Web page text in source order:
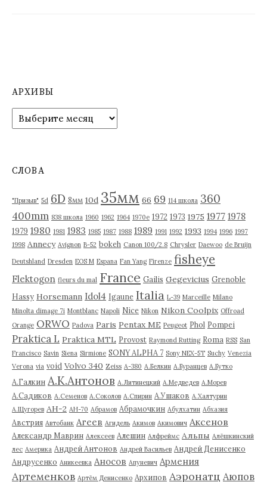
п
и
с
м
АРХИВЫ
р
в
СЛОВА
"Призыв" 5d 6D 8мм 10d 35мм 66 69 114 школа 360
400mm 838 школа 1960 1962 1964 1970е 1972 1973 1975 1977 1978
1979 1980 1981 1983 1985 1987 1988 1989 1991 1992 1993 1994 1996 1997
1998 Annecy Avignon B-52 bokeh Canon 100/2.8 Chrysler Daewoo de Bruijn
Deutshland Dresden EOS M Espana Fan Yang Firenze fisheye
Flektogon fleurs du mal France Gailis Gegevicius Grenoble
Hassy Horsemann Idol4 Igaune Italia L-39 Marceille Milano
Minolta dimage 7i Montblanc Napoli Nice Nikon Nikon Coolpix Offroad
Orange ORWO Padova Paris Pentax ME Peugeot Phol Pompei
Praktica L Praktica MTL Provost Raymond Rutting Roma RSS San
Francisco Savin Siena Sirmione SONY ALPHA 7 Sony NEX-5T Suchy Venezia
Verona via void Volvo 340 Zeiss А-380 А.Белкин А.Буранцев А.Бутко
А.Галкин А.К.Антонов А.Литинецкий А.Медведев А.Морев
А.Садиков А.Семенов А.Соколов А.Спирин А.Ушаков А.Халтурин
А.Щугорев АН-2 АН-70 Абрамов Абрамочкин Абулхатин Абхазия
Австрия Автобанк Агеев Агидель Акимов Акимович Аксенов
Александр Маврин Алексеев Алешин Алфреймс Альпы Алёшкинский
лес Америка Андрей Антонов Андрей Васильев Андрей Денисенко
Андрусенко Аникеевка Аносов Апуневич Армения
Артеменков Артём Денисенко Архипов Аэронатц Аюпов